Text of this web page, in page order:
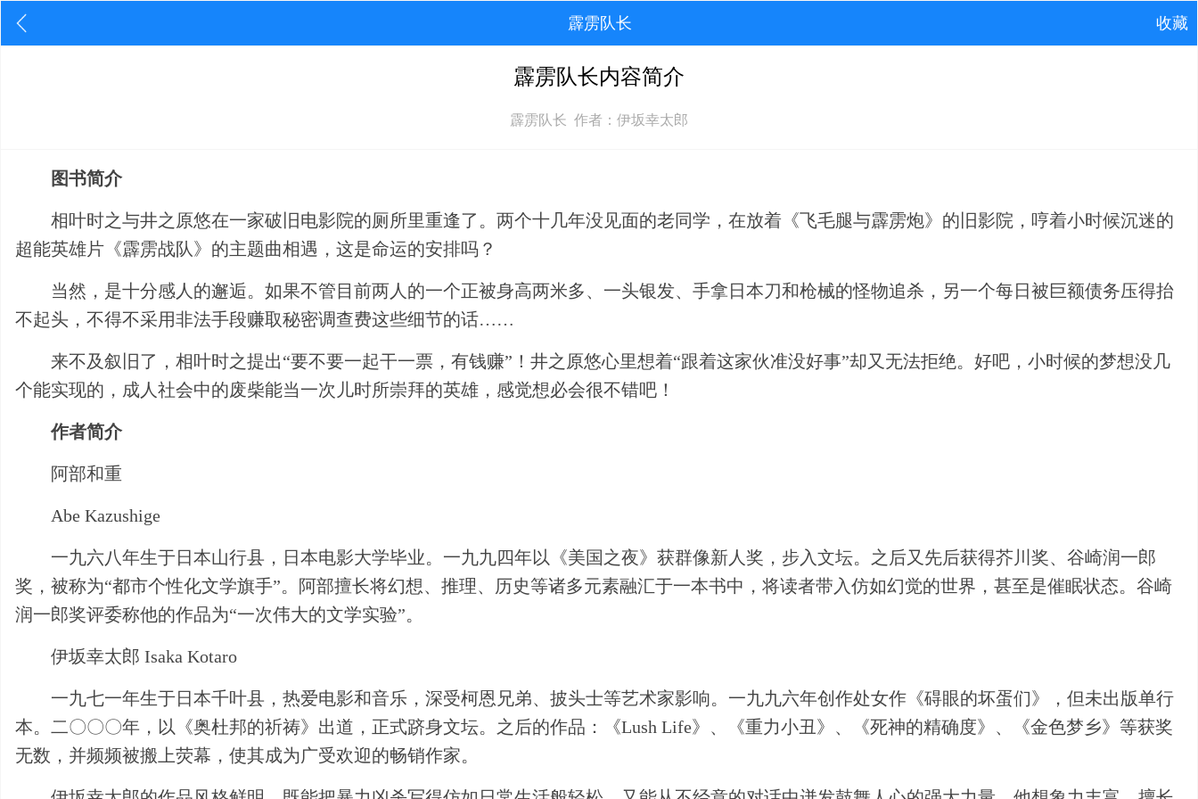
霹雳队长 收藏
霹雳队长内容简介
霹雳队长 作者：伊坂幸太郎
图书简介
相叶时之与井之原悠在一家破旧电影院的厕所里重逢了。两个十几年没见面的老同学，在放着《飞毛腿与霹雳炮》的旧影院，哼着小时候沉迷的
超能英雄片《霹雳战队》的主题曲相遇，这是命运的安排吗？
当然，是十分感人的邂逅。如果不管目前两人的一个正被身高两米多、一头银发、手拿日本刀和枪械的怪物追杀，另一个每日被巨额债务压得抬
不起头，不得不采用非法手段赚取秘密调查费这些细节的话……
来不及叙旧了，相叶时之提出“要不要一起干一票，有钱赚”！井之原悠心里想着“跟着这家伙准没好事”却又无法拒绝。好吧，小时候的梦想没几
个能实现的，成人社会中的废柴能当一次儿时所崇拜的英雄，感觉想必会很不错吧！
作者简介
阿部和重
Abe Kazushige
一九六八年生于日本山行县，日本电影大学毕业。一九九四年以《美国之夜》获群像新人奖，步入文坛。之后又先后获得芥川奖、谷崎润一郎
奖，被称为“都市个性化文学旗手”。阿部擅长将幻想、推理、历史等诸多元素融汇于一本书中，将读者带入仿如幻觉的世界，甚至是催眠状态。谷崎
润一郎奖评委称他的作品为“一次伟大的文学实验”。
伊坂幸太郎 Isaka Kotaro
一九七一年生于日本千叶县，热爱电影和音乐，深受柯恩兄弟、披头士等艺术家影响。一九九六年创作处女作《碍眼的坏蛋们》，但未出版单行
本。二〇〇〇年，以《奥杜邦的祈祷》出道，正式跻身文坛。之后的作品：《Lush Life》、《重力小丑》、《死神的精确度》、《金色梦乡》等获奖
无数，并频频被搬上荧幕，使其成为广受欢迎的畅销作家。